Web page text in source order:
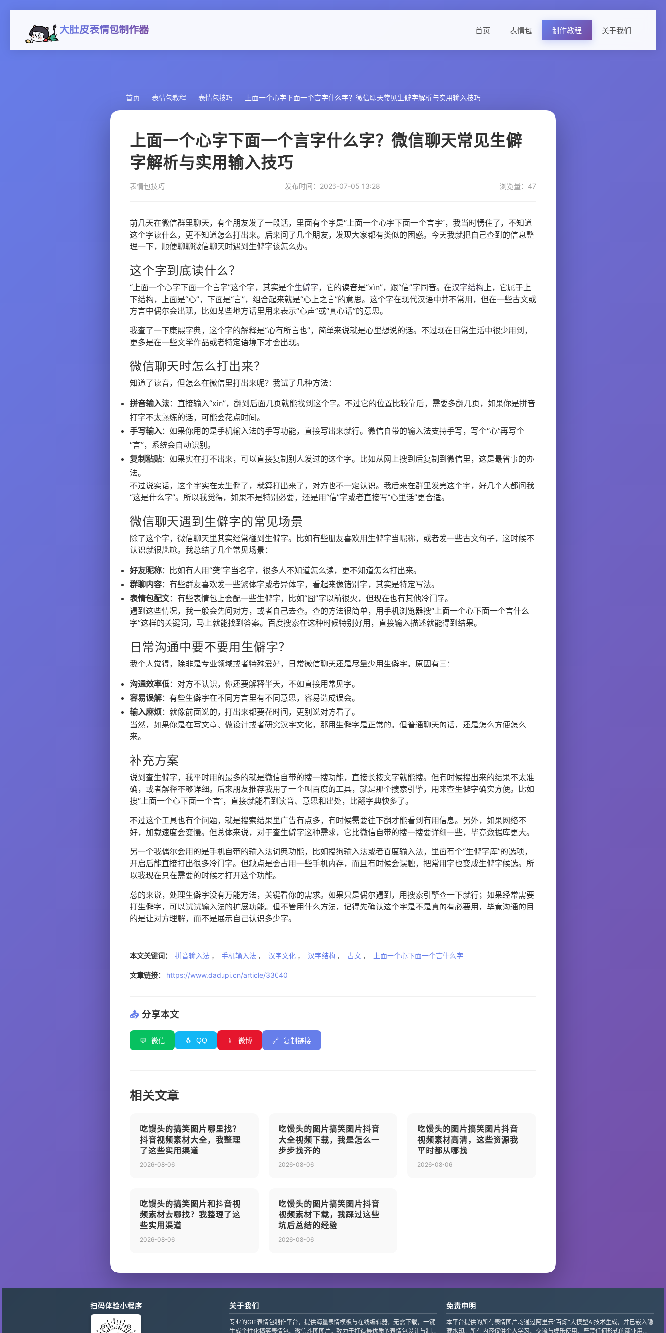
大肚皮表情包制作器 首页 表情包 制作教程 关于我们
首页 表情包教程 表情包技巧 上面一个心字下面一个言字什么字？微信聊天常见生僻字解析与实用输入技巧
上面一个心字下面一个言字什么字？微信聊天常见生僻
字解析与实用输入技巧
表情包技巧 发布时间：2026-07-05 13:28 浏览量：47
前几天在微信群里聊天，有个朋友发了一段话，里面有个字是“上面一个心字下面一个言字”，我当时愣住了，不知道
这个字读什么，更不知道怎么打出来。后来问了几个朋友，发现大家都有类似的困惑。今天我就把自己查到的信息整
理一下，顺便聊聊微信聊天时遇到生僻字该怎么办。
这个字到底读什么？
“上面一个心字下面一个言字”这个字，其实是个生僻字，它的读音是“xìn”，跟“信”字同音。在汉字结构上，它属于上
下结构，上面是“心”，下面是“言”，组合起来就是“心上之言”的意思。这个字在现代汉语中并不常用，但在一些古文或
方言中偶尔会出现，比如某些地方话里用来表示“心声”或“真心话”的意思。
我查了一下康熙字典，这个字的解释是“心有所言也”，简单来说就是心里想说的话。不过现在日常生活中很少用到，
更多是在一些文学作品或者特定语境下才会出现。
微信聊天时怎么打出来？
知道了读音，但怎么在微信里打出来呢？我试了几种方法：
拼音输入法：直接输入“xin”，翻到后面几页就能找到这个字。不过它的位置比较靠后，需要多翻几页，如果你是拼音
打字不太熟练的话，可能会花点时间。
手写输入：如果你用的是手机输入法的手写功能，直接写出来就行。微信自带的输入法支持手写，写个“心”再写个
“言”，系统会自动识别。
复制粘贴：如果实在打不出来，可以直接复制别人发过的这个字。比如从网上搜到后复制到微信里，这是最省事的办
法。
不过说实话，这个字实在太生僻了，就算打出来了，对方也不一定认识。我后来在群里发完这个字，好几个人都问我
“这是什么字”。所以我觉得，如果不是特别必要，还是用“信”字或者直接写“心里话”更合适。
微信聊天遇到生僻字的常见场景
除了这个字，微信聊天里其实经常碰到生僻字。比如有些朋友喜欢用生僻字当昵称，或者发一些古文句子，这时候不
认识就很尴尬。我总结了几个常见场景：
好友昵称：比如有人用“䶮”字当名字，很多人不知道怎么读，更不知道怎么打出来。
群聊内容：有些群友喜欢发一些繁体字或者异体字，看起来像错别字，其实是特定写法。
表情包配文：有些表情包上会配一些生僻字，比如“囧”字以前很火，但现在也有其他冷门字。
遇到这些情况，我一般会先问对方，或者自己去查。查的方法很简单，用手机浏览器搜“上面一个心下面一个言什么
字”这样的关键词，马上就能找到答案。百度搜索在这种时候特别好用，直接输入描述就能得到结果。
日常沟通中要不要用生僻字？
我个人觉得，除非是专业领域或者特殊爱好，日常微信聊天还是尽量少用生僻字。原因有三：
沟通效率低：对方不认识，你还要解释半天，不如直接用常见字。
容易误解：有些生僻字在不同方言里有不同意思，容易造成误会。
输入麻烦：就像前面说的，打出来都要花时间，更别说对方看了。
当然，如果你是在写文章、做设计或者研究汉字文化，那用生僻字是正常的。但普通聊天的话，还是怎么方便怎么
来。
补充方案
说到查生僻字，我平时用的最多的就是微信自带的搜一搜功能，直接长按文字就能搜。但有时候搜出来的结果不太准
确，或者解释不够详细。后来朋友推荐我用了一个叫百度的工具，就是那个搜索引擎，用来查生僻字确实方便。比如
搜“上面一个心下面一个言”，直接就能看到读音、意思和出处，比翻字典快多了。
不过这个工具也有个问题，就是搜索结果里广告有点多，有时候需要往下翻才能看到有用信息。另外，如果网络不
好，加载速度会变慢。但总体来说，对于查生僻字这种需求，它比微信自带的搜一搜要详细一些，毕竟数据库更大。
另一个我偶尔会用的是手机自带的输入法词典功能，比如搜狗输入法或者百度输入法，里面有个“生僻字库”的选项，
开启后能直接打出很多冷门字。但缺点是会占用一些手机内存，而且有时候会误触，把常用字也变成生僻字候选。所
以我现在只在需要的时候才打开这个功能。
总的来说，处理生僻字没有万能方法，关键看你的需求。如果只是偶尔遇到，用搜索引擎查一下就行；如果经常需要
打生僻字，可以试试输入法的扩展功能。但不管用什么方法，记得先确认这个字是不是真的有必要用，毕竟沟通的目
的是让对方理解，而不是展示自己认识多少字。
本文关键词： 拼音输入法 ， 手机输入法 ， 汉字文化 ， 汉字结构 ， 古文 ， 上面一个心下面一个言什么字
文章链接： https://www.dadupi.cn/article/33040
📤 分享本文
💬 微信 🐧 QQ 📱 微博 🔗 复制链接
相关文章
吃馒头的搞笑图片哪里找？
抖音视频素材大全，我整理
了这些实用渠道
2026-08-06
吃馒头的图片搞笑图片抖音
大全视频下载，我是怎么一
步步找齐的
2026-08-06
吃馒头的图片搞笑图片抖音
视频素材高清，这些资源我
平时都从哪找
2026-08-06
吃馒头的搞笑图片和抖音视
频素材去哪找？我整理了这
些实用渠道
2026-08-06
吃馒头的图片搞笑图片抖音
视频素材下载，我踩过这些
坑后总结的经验
2026-08-06
扫码体验小程序 关于我们
专业的GIF表情包制作平台，提供海量表情模板与在线编辑器。无需下载，一键
生成个性化搞笑表情包、微信斗图图片。致力于打造最优质的表情包设计与制
免责申明
本平台提供的所有表情图片均通过阿里云“百炼”大模型AI技术生成，并已嵌入隐
藏水印。所有内容仅供个人学习、交流与娱乐使用，严禁任何形式的商业用